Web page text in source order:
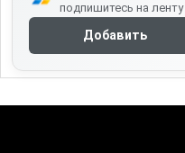
подпишитесь на ленту
Добавить